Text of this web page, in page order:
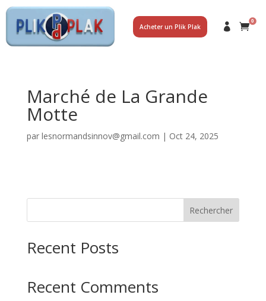
Acheter un Plik Plak
0
Marché de La Grande
Motte
par lesnormandsinnov@gmail.com | Oct 24, 2025
Rechercher
Recent Posts
Recent Comments